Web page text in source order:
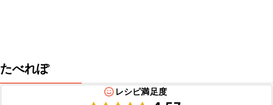
たべれぽ
レシピ満足度